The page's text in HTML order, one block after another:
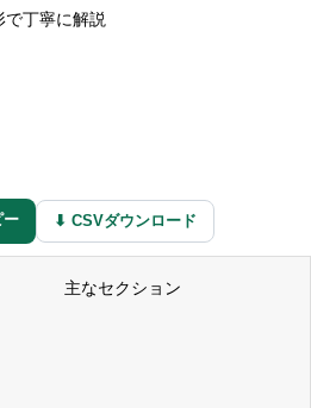
丁寧に解説
ー ⬇ CSVダウンロード
主なセクション